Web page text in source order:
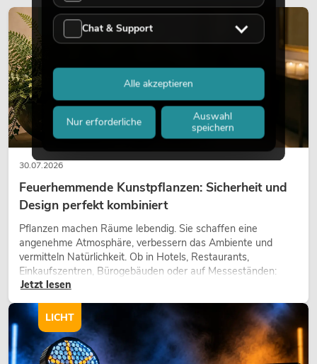
30.07.2026
Feuerhemmende Kunstpflanzen: Sicherheit und
Design perfekt kombiniert
Pflanzen machen Räume lebendig. Sie schaffen eine
angenehme Atmosphäre, verbessern das Ambiente und
vermitteln Natürlichkeit. Ob in Hotels, Restaurants,
Einkaufszentren, Bürogebäuden oder auf Messeständen:
eine hochwertige Begrünung gehört heute längst zum
Jetzt lesen
DEKORATION
LICHT
Chat & Support
Nur erforderliche
Auswahl
speichern
Alle akzeptieren